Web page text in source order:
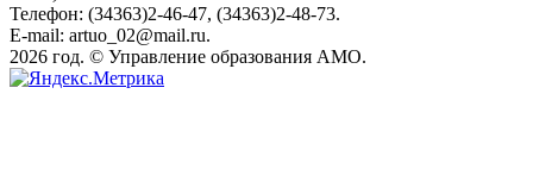
Телефон: (34363)2-46-47, (34363)2-48-73.
E-mail: artuo_02@mail.ru.
2026 год. © Управление образования АМО.